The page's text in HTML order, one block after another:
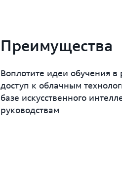
Преимущества
Воплотите идеи обучения в
доступ к облачным
базе искусственного
руководствам